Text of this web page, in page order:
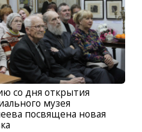
со дня открытия
музея
посвящена новая